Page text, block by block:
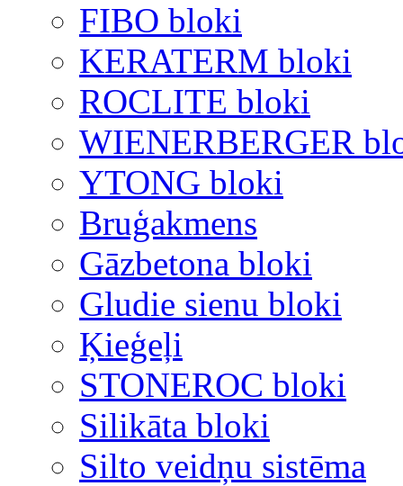
FIBO bloki
KERATERM bloki
ROCLITE bloki
WIENERBERGER
YTONG bloki
Bruģakmens
Gāzbetona bloki
Gludie sienu bloki
Ķieģeļi
STONEROC bloki
Silikāta bloki
Silto veidņu sistēma